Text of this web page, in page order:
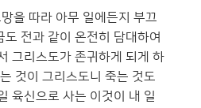
을 따라 아무 일에든지 부끄
전과 같이 온전히 담대하여
그리스도가 존귀하게 되게 하
것이 그리스도니 죽는 것도
육신으로 사는 이것이 내 일